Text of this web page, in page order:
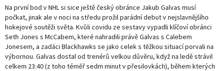
Na první bod v NHL si sice ještě český obránce Jakub Galvas musí
počkat, jinak ale v noci na středu prožil parádní debut v nejslavnějšího
hokejové soutěži světa. Kvůli covidu ze sestavy vypadli klíčoví obránci
Seth Jones s McCabem, které nahradili právě Galvas s Calebem
Jonesem, a zadáci Blackhawks se jako celek s těžkou situací porvali na
výbornou. Galvas dostal od trenérů velkou důvěru, když na ledě strávil
celkem 23:40 (z toho téměř sedm minut v přesilovkách), během kterých